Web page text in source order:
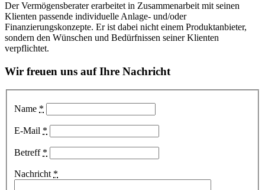
Der Vermögensberater erarbeitet in Zusammenarbeit mit seinen
Klienten passende individuelle Anlage- und/oder
Finanzierungskonzepte. Er ist dabei nicht einem Produktanbieter,
sondern den Wünschen und Bedürfnissen seiner Klienten
verpflichtet.
Wir freuen uns auf Ihre Nachricht
Name *
E-Mail *
Betreff *
Nachricht *